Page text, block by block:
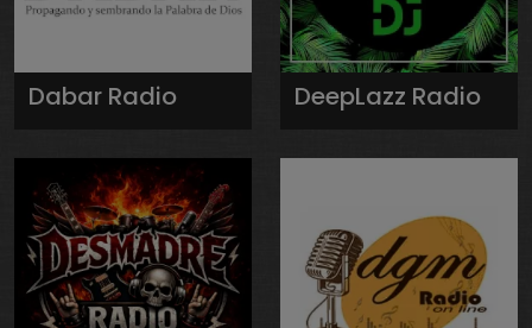
Dabar Radio DeepLazz Radio